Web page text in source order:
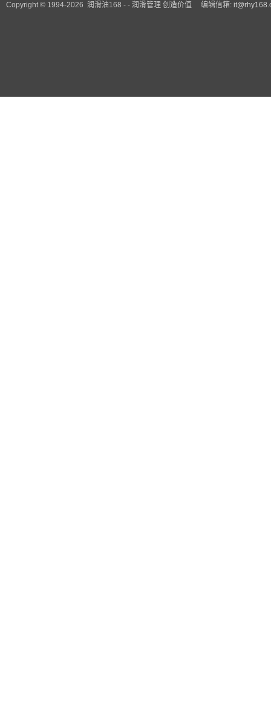
Copyright © 1994-2026 润滑油168 - - 润滑管理 创造价值 编辑信箱: